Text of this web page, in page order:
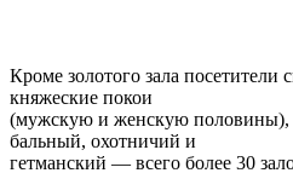
Кроме золотого зала посетители
княжеские покои
(мужскую и женскую половины),
бальный, охотничий и
гетманский — всего более 30